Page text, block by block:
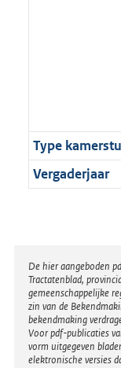
Type
Vergaderjaar
Disclaimer
De hier aangeboden
Tractatenblad,
gemeenschappelijke
zin van de
bekendmaking
Voor pdf-publicaties
vorm uitgegeven
elektronische versies